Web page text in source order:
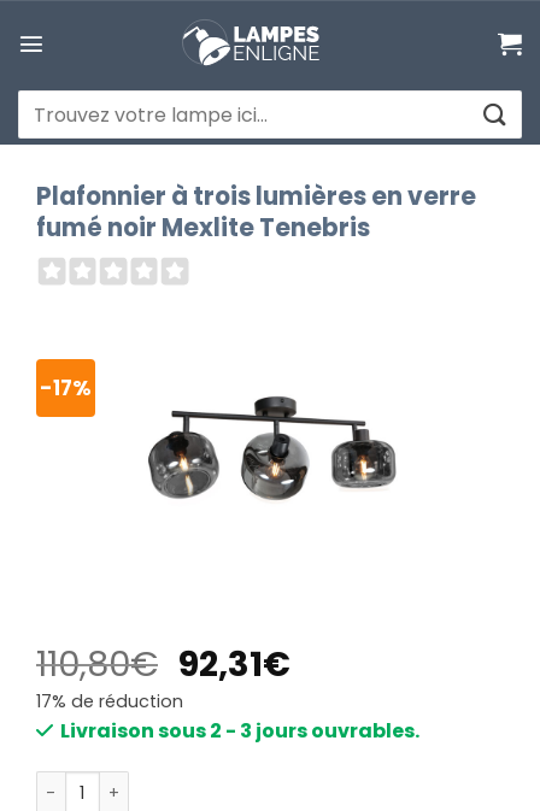
au
Recherche
pour :
Plafonnier à trois lumières en verre
fumé noir Mexlite Tenebris
-17%
110,80€ Le
prix
initial
92,31€Le
actuel
17% de réduction
Livraison sous 2 - 3 jours ouvrables.
quantité de Plafonnier à trois lumières en verre fumé